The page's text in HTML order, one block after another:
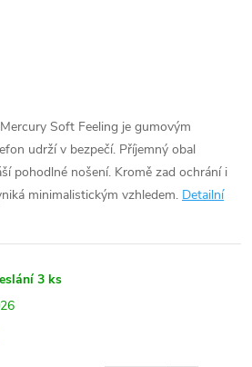
Soft Feeling je gumovým
udrží v bezpečí. Příjemný obal
pohodlné nošení. Kromě zad ochrání i
minimalistickým vzhledem. Detailní
3 ks